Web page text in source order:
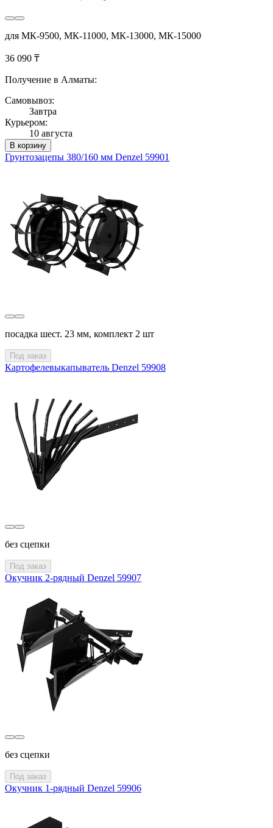
для МК-9500, МК-11000, МК-13000, МК-15000
36 090 ₸
Получение в Алматы:
Самовывоз:
Завтра
Курьером:
10 августа
В корзину
Грунтозацепы 380/160 мм Denzel 59901
посадка шест. 23 мм, комплект 2 шт
Под заказ
Картофелевыкапыватель Denzel 59908
без сцепки
Под заказ
Окучник 2-рядный Denzel 59907
без сцепки
Под заказ
Окучник 1-рядный Denzel 59906